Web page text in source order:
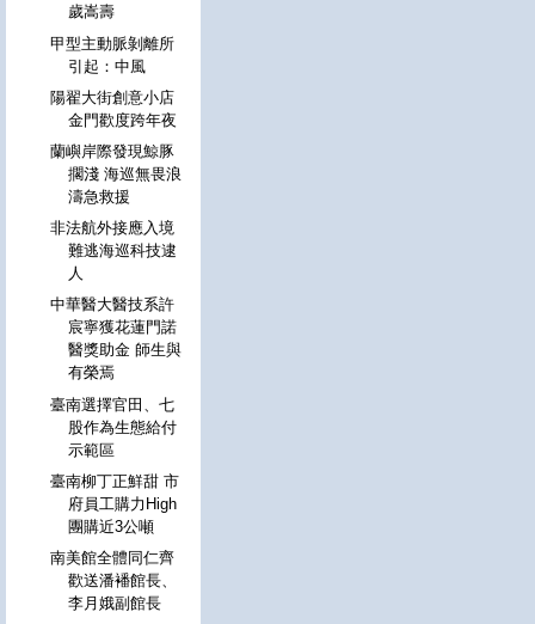
歲嵩壽
甲型主動脈剝離所
引起：中風
陽翟大街創意小店
金門歡度跨年夜
蘭嶼岸際發現鯨豚
擱淺 海巡無畏浪
濤急救援
非法航外接應入境
難逃海巡科技逮
人
中華醫大醫技系許
宸寧獲花蓮門諾
醫獎助金 師生與
有榮焉
臺南選擇官田、七
股作為生態給付
示範區
臺南柳丁正鮮甜 市
府員工購力High
團購近3公噸
南美館全體同仁齊
歡送潘襎館長、
李月娥副館長